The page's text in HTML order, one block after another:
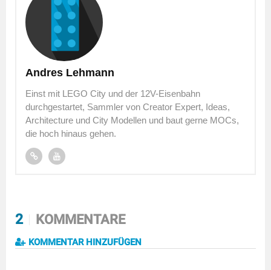
Andres Lehmann
Einst mit LEGO City und der 12V-Eisenbahn
durchgestartet, Sammler von Creator Expert, Ideas,
Architecture und City Modellen und baut gerne MOCs,
die hoch hinaus gehen.
2 KOMMENTARE
KOMMENTAR HINZUFÜGEN